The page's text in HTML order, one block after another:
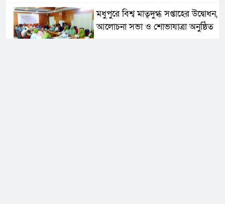
মধুপুরে বিশ্ব মাতৃদুগ্ধ সপ্তাহের উদ্বোধন,
আলোচনা সভা ও শোভাযাত্রা অনুষ্ঠিত